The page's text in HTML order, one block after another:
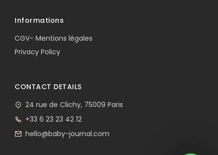
Informations
CGV- Mentions légales
Privacy Policy
CONTACT DETAILS
24 rue de Clichy, 75009 Paris
+33 6 23 23 42 12
hello@baby-journal.com